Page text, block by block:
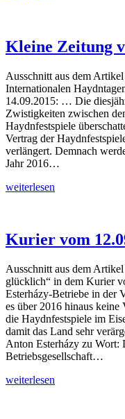
Kleine Zeitung
Ausschnitt aus dem
Internationalen
14.09.2015: … Die
Zwistigkeiten zwischen
Haydnfestspiele
Vertrag der
verlängert. Demnach
Jahr 2016…
Kleine
weiterlesen
Kurier vom
Ausschnitt aus dem
glücklich“ in dem Kurier
Esterházy-Betriebe in der
es über 2016 hinaus keine
die Haydnfestspiele im
damit das Land sehr
Anton Esterházy zu Wort:
Betriebsgesellschaft…
Kurier
weiterlesen